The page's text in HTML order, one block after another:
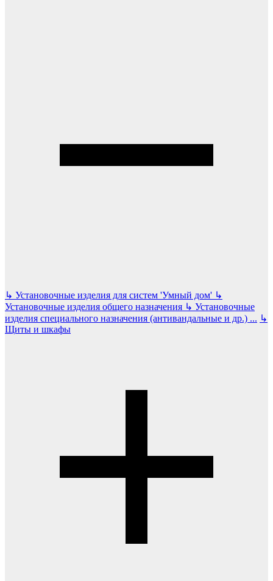
↳ Установочные изделия для систем 'Умный дом' ↳
Установочные изделия общего назначения ↳ Установочные
изделия специального назначения (антивандальные и др.) ... ↳
Щиты и шкафы